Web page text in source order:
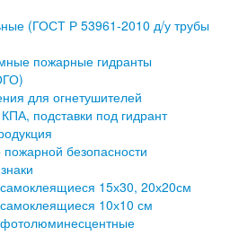
(ГОСТ Р 53961-2010 д/у трубы
пожарные гидранты
для огнетушителей
подставки под гидрант
безопасности
15х30, 20х20см
10х10 см